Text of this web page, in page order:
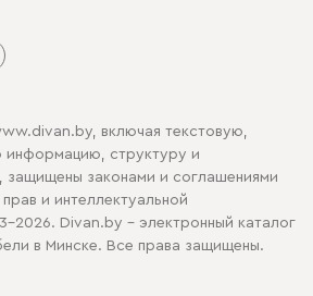
включая текстовую,
информацию, структуру и
защищены законами и соглашениями
и интеллектуальной
2026. Divan.by - электронный каталог
в Минске. Все права защищены.